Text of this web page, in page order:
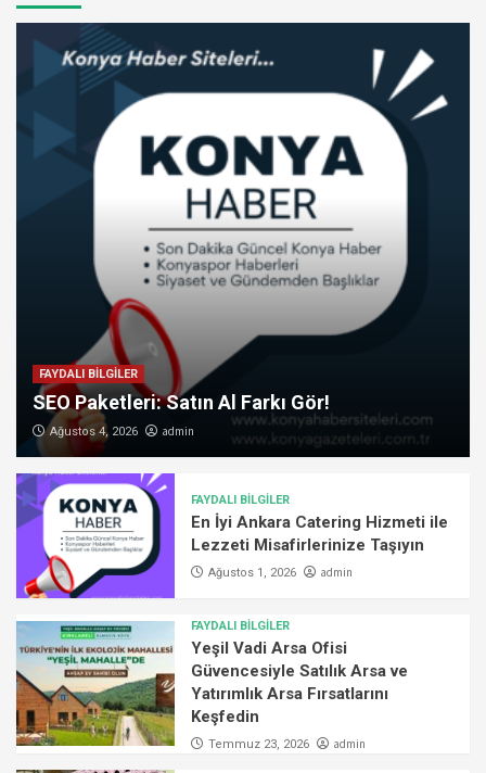
FAYDALI BİLGİLER
SEO Paketleri: Satın Al Farkı Gör!
Ağustos 4, 2026 admin
FAYDALI BİLGİLER
En İyi Ankara Catering Hizmeti ile
Lezzeti Misafirlerinize Taşıyın
Ağustos 1, 2026 admin
FAYDALI BİLGİLER
Yeşil Vadi Arsa Ofisi
Güvencesiyle Satılık Arsa ve
Yatırımlık Arsa Fırsatlarını
Keşfedin
Temmuz 23, 2026 admin